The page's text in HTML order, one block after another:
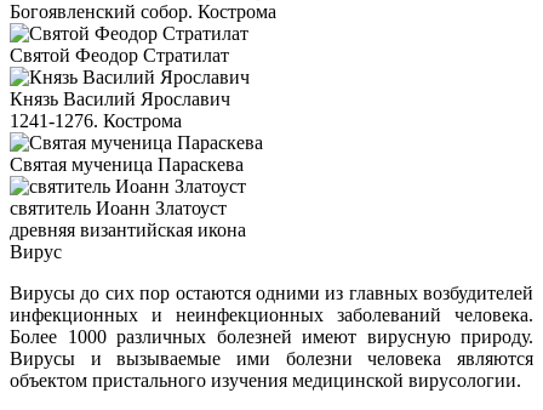
Богоявленский собор. Кострома
Святой Феодор Стратилат
Князь Василий Ярославич
1241-1276. Кострома
Святая мученица Параскева
святитель Иоанн Златоуст
древняя византийская икона
Вирус
Вирусы до сих пор остаются одними из главных возбудителей
инфекционных и неинфекционных заболеваний человека.
Более 1000 различных болезней имеют вирусную природу.
Вирусы и вызываемые ими болезни человека являются
объектом пристального изучения медицинской вирусологии.